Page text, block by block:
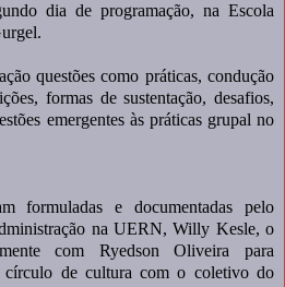
dia de programação, na Escola
questões como práticas, condução
formas de sustentação, desafios,
emergentes às práticas grupal no
formuladas e documentadas pelo
na UERN, Willy Kesle, o
com Ryedson Oliveira para
círculo de cultura com o coletivo do